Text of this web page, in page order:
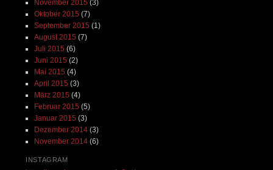
November 2015 (3)
Oktober 2015 (7)
September 2015 (1)
August 2015 (7)
Juli 2015 (6)
Juni 2015 (2)
Mai 2015 (4)
April 2015 (3)
März 2015 (4)
Februar 2015 (5)
Januar 2015 (3)
Dezember 2014(3)
November 2014(6)
INSTAGRAM